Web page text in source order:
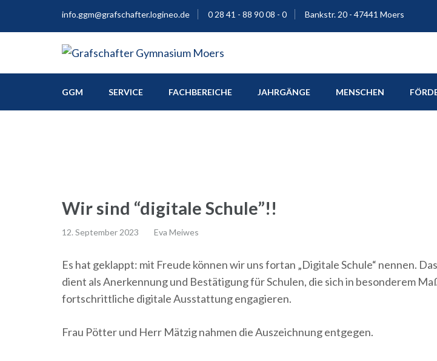
info.ggm@grafschafter.logineo.de 0 28 41 - 88 90 08 - 0 Bankstr. 20 - 47441 Moers
Grafschafter Gymnasium Moers
GGM SERVICE FACHBEREICHE JAHRGÄNGE MENSCHEN
Wir sind “digitale Schule”!!
12. September 2023 Eva Meiwes
Es hat geklappt: mit Freude können wir uns fortan „Digitale Schule“ nennen.
dient als Anerkennung und Bestätigung für Schulen, die sich in besonderem
fortschrittliche digitale Ausstattung engagieren.
Frau Pötter und Herr Mätzig nahmen die Auszeichnung entgegen.